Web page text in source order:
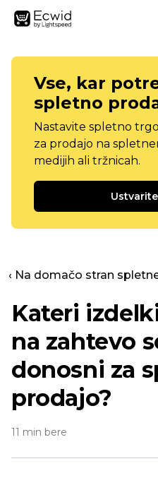
Vse, kar
spletno
Nastavite spletno
za prodajo na
medijih ali tržnicah.
‹ Na domačo stran
Kateri
na zahtevo
donosni za
prodajo?
11 min bere